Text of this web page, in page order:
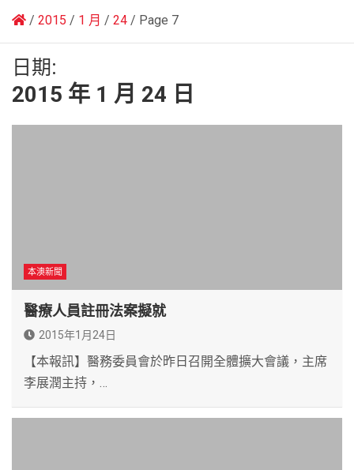
2015 1 月 24 Page 7
日期:
2015 年 1 月 24 日
本澳新聞
醫療人員註冊法案擬就
2015年1月24日
【本報訊】醫務委員會於昨日召開全體擴大會議，主席
李展潤主持，…